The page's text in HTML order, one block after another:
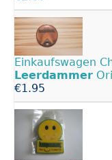
Einkaufswagen
Leerdammer
€1.95